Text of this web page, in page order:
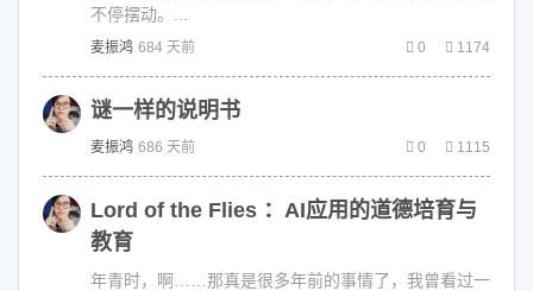
不停摆动。...
麦振鸿 684 天前 0 1174
谜一样的说明书
麦振鸿 686 天前 0 1115
Lord of the Flies ：AI应用的道德培育与
教育
年青时，啊……那真是很多年前的事情了，我曾看过一